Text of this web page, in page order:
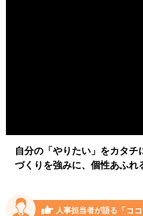
自分の「やりたい」をカタチ
づくりを強みに、個性あふれ
人事担当者が語る 「コ